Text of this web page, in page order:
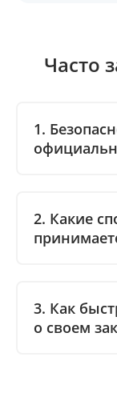
Часто
1.
2. Какие
3. Как
о своем